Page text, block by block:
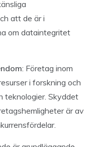
att de är i
om dataintegritet
: Företag inom
i forskning och
teknologier. Skyddet
är av